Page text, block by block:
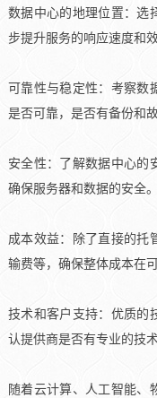
数据中心的地理位置：选
步提升服务的响应速度和效
可靠性与稳定性：考察数
是否可靠，是否有备份和
安全性：了解数据中心的
确保服务器和数据的安全。
成本效益：除了直接的托
输费等，确保整体成本在
技术和客户支持：优质的
认提供商是否有专业的技
随着云计算、人工智能、